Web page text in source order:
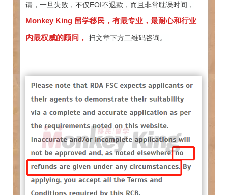
请，一旦失败，不仅EOI不退款，而且非常耽误时间，
Monkey King 留学移民，有最专业，最耐心和行业
内最权威的顾问，
扫文章下方二维码咨询。